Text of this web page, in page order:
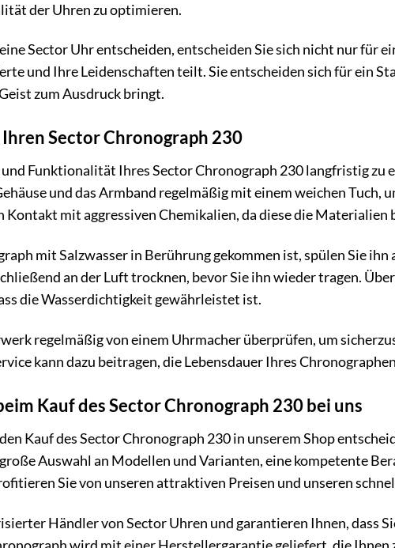
der Uhren zu optimieren.
Sector Uhr entscheiden, entscheiden Sie sich nicht nur für
und Ihre Leidenschaften teilt. Sie entscheiden sich für ein
zum Ausdruck bringt.
Ihren Sector Chronograph 230
Funktionalität Ihres Sector Chronograph 230 langfristig zu
und das Armband regelmäßig mit einem weichen Tuch,
Kontakt mit aggressiven Chemikalien, da diese die Materialien
mit Salzwasser in Berührung gekommen ist, spülen Sie
an der Luft trocknen, bevor Sie ihn wieder tragen.
die Wasserdichtigkeit gewährleistet ist.
regelmäßig von einem Uhrmacher überprüfen, um
kann dazu beitragen, die Lebensdauer Ihres
Kauf des Sector Chronograph 230 bei uns
Kauf des Sector Chronograph 230 in unserem Shop
Auswahl an Modellen und Varianten, eine kompetente
Sie von unseren attraktiven Preisen und unseren
Händler von Sector Uhren und garantieren Ihnen, dass